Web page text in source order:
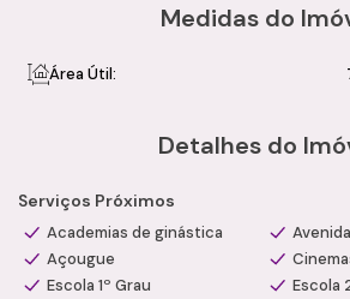
Lavanderia coletiva OMO
Apartamento reformado
Fechadura digital
Condomínio com segurança e
Excelente localização
Condições:
Medidas do
Área Útil:
Detalhes do
Serviços Próximos
Academias de ginástica
Avenida
Açougue
Escola 1º Grau
Escola